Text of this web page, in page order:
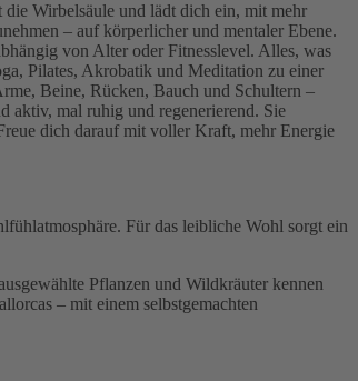
Wirbelsäule und lädt dich ein, mit mehr
– auf körperlicher und mentaler Ebene.
von Alter oder Fitnesslevel. Alles, was
Pilates, Akrobatik und Meditation zu einer
Beine, Rücken, Bauch und Schultern –
aktiv, mal ruhig und regenerierend. Sie
dich darauf mit voller Kraft, mehr Energie
Für das leibliche Wohl sorgt ein
Pflanzen und Wildkräuter kennen
– mit einem selbstgemachten